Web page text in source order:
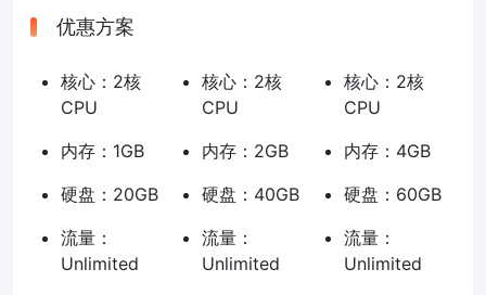
优惠方案
核心：2核
CPU
内存：1GB
硬盘：20GB
流量：
Unlimited
核心：2核
CPU
内存：2GB
硬盘：40GB
流量：
Unlimited
核心：2核
CPU
内存：4GB
硬盘：60GB
流量：
Unlimited